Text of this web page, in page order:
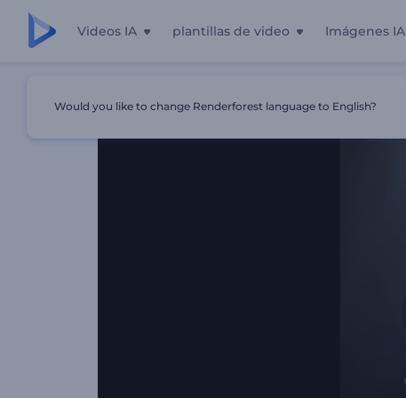
Videos IA plantillas de video Imágenes IA
Would you like to change Renderforest language to English?